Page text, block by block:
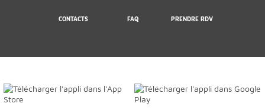
CONTACTS FAQ PRENDRE RDV